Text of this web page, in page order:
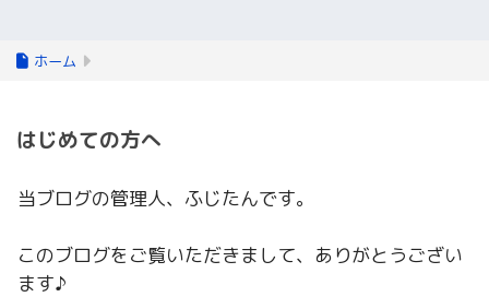
ホーム
はじめての方へ
当ブログの管理人、ふじたんです。
このブログをご覧いただきまして、ありがとうござい
ます♪